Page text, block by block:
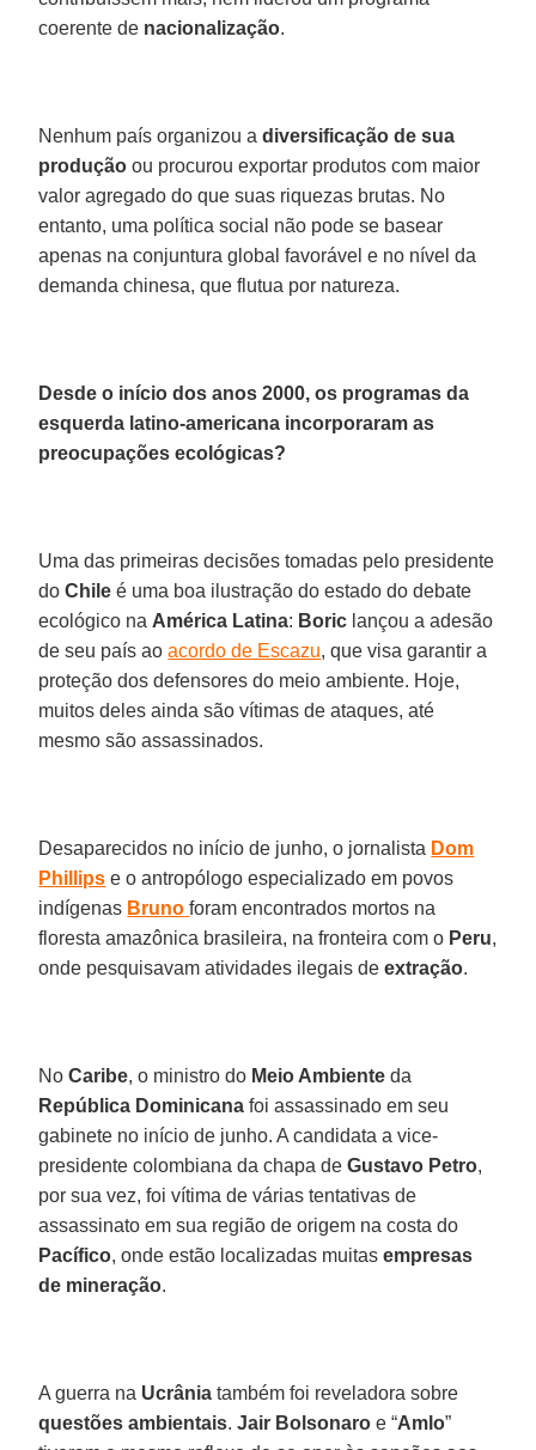
coerente de nacionalização.
Nenhum país organizou adiversificação de sua
produção ou procurou exportar produtos com maior
valor agregado do que suas riquezas brutas. No
entanto, uma política social não pode se basear
apenas na conjuntura global favorável e no nível da
demanda chinesa, que flutua por natureza.
Desde o início dos anos 2000, os programas da
esquerda latino-americana incorporaram as
preocupações ecológicas?
Uma das primeiras decisões tomadas pelo presidente
doChile é uma boa ilustração do estado do debate
ecológico na América Latina: Boric lançou a adesão
de seu país aoacordo de Escazu, que visa garantir a
proteção dos defensores do meio ambiente. Hoje,
muitos deles ainda são vítimas de ataques, até
mesmo são assassinados.
Desaparecidos no início de junho, o jornalista Dom
Phillips e o antropólogo especializado em povos
indígenas Bruno foram encontrados mortos na
floresta amazônica brasileira, na fronteira com o Peru,
onde pesquisavam atividades ilegais deextração.
NoCaribe, o ministro do Meio Ambiente da
República Dominicana foi assassinado em seu
gabinete no início de junho. A candidata a vice-
presidente colombiana da chapa deGustavo Petro,
por sua vez, foi vítima de várias tentativas de
assassinato em sua região de origem na costa do
Pacífico, onde estão localizadas muitasempresas
de mineração.
A guerra na Ucrânia também foi reveladora sobre
questões ambientais.Jair Bolsonaro e “Amlo”